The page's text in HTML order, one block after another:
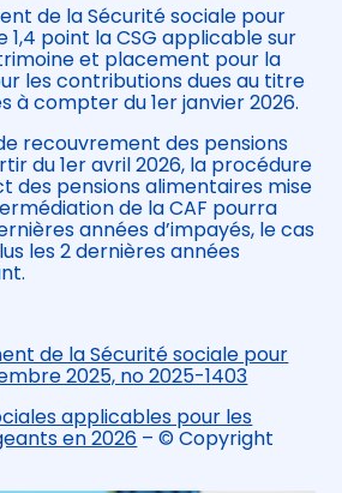
de la Sécurité sociale pour
1,4 point la CSG applicable sur
et placement pour la
les contributions dues au titre
à compter du 1er janvier 2026.
recouvrement des pensions
du 1er avril 2026, la procédure
des pensions alimentaires mise
de la CAF pourra
années d’impayés, le cas
les 2 dernières années
de la Sécurité sociale pour
2025, no 2025-1403
applicables pour les
en 2026 – © Copyright